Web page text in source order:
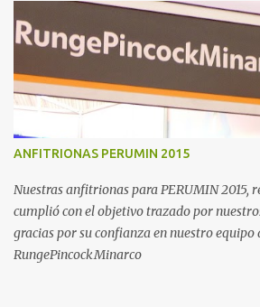
ANFITRIONAS PERUMIN 2015
Nuestras anfitrionas para PERUMIN 2015,
cumplió con el objetivo trazado por
gracias por su confianza en nuestro equipo